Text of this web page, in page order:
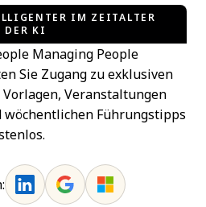
IM ZEITALTER
DER KI
Managing People
Sie Zugang zu exklusiven
Veranstaltungen
Führungstipps